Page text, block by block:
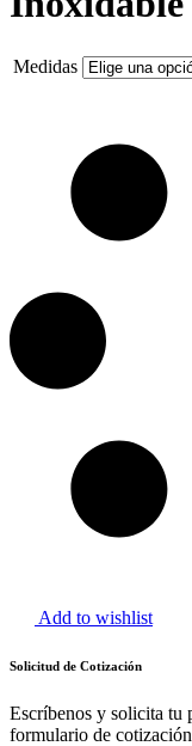
Medidas
Add to wishlist
Solicitud de Cotización
Escríbenos y solicita tu
formulario de